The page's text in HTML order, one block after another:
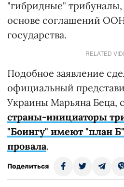
"гибридные"
основе соглашений
государства.
RELATED
Подобное заявление
официальный
Украины Марьяна Беца,
страны-инициаторы
"Боингу" имеют "план
провала.
Поделиться